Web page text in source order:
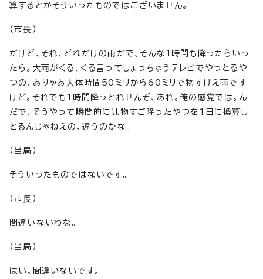
算するとかそういったものではございません。
（市長）
だけど、それ、どれだけの雨だで、そんな1時間も降ったらいっ
たら。大雨がくる、くる言ってしょっちゅうテレビでやっとるや
つの、ありゃあ大体時間50ミリから60ミリで物すげえ雨です
けど。それでも1時間降っとれせんぞ、あれ。俺の感覚では。ん
だで、そうやって瞬間的には物すご降ったやつを1日に換算し
とるんじゃねえの、違うのかな。
（当局）
そういったものではないです。
（市長）
間違いないわな。
（当局）
はい。間違いないです。